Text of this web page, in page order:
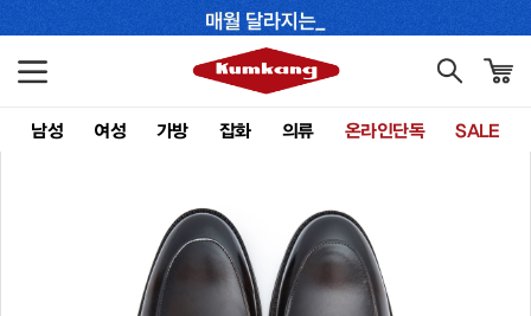
남성 여성 가방 잡화 의류 온라인단독 SALE